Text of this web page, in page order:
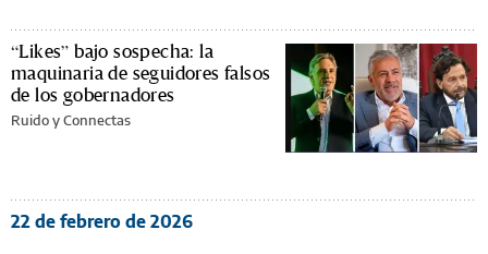
“Likes” bajo sospecha: la
maquinaria de seguidores falsos
de los gobernadores
Ruido y Connectas
22 de febrero de 2026